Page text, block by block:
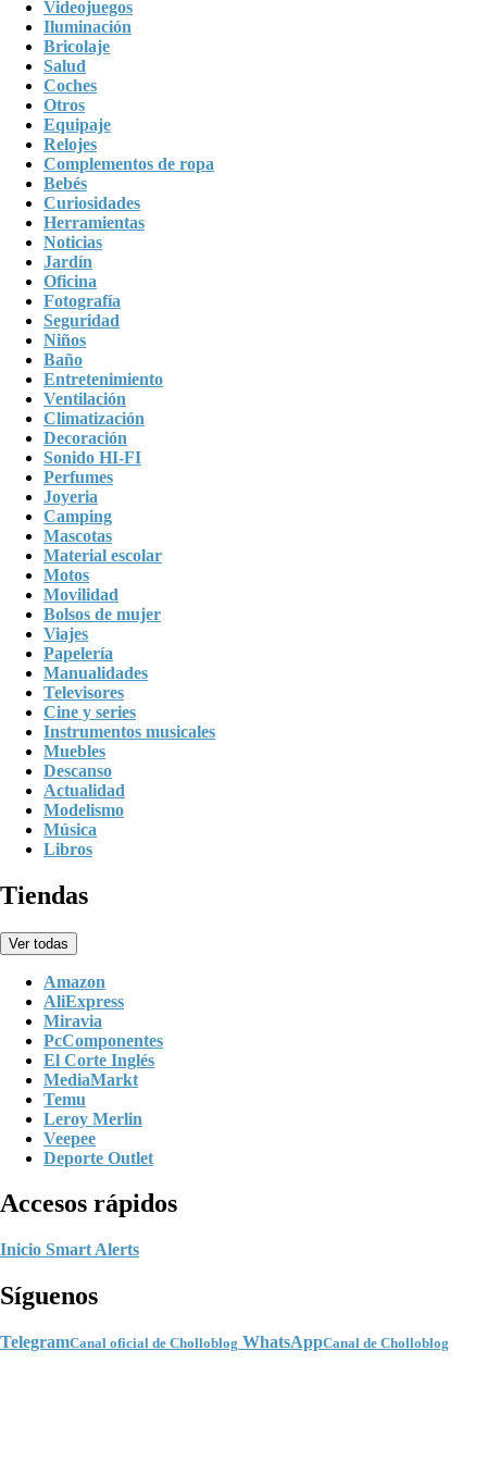
Videojuegos
Iluminación
Bricolaje
Salud
Coches
Otros
Equipaje
Relojes
Complementos de ropa
Bebés
Curiosidades
Herramientas
Noticias
Jardín
Oficina
Fotografía
Seguridad
Niños
Baño
Entretenimiento
Ventilación
Climatización
Decoración
Sonido HI-FI
Perfumes
Joyeria
Camping
Mascotas
Material escolar
Motos
Movilidad
Bolsos de mujer
Viajes
Papelería
Manualidades
Televisores
Cine y series
Instrumentos musicales
Muebles
Descanso
Actualidad
Modelismo
Música
Libros
Tiendas
Ver todas
Amazon
AliExpress
Miravia
PcComponentes
El Corte Inglés
MediaMarkt
Temu
Leroy Merlin
Veepee
Deporte Outlet
Accesos rápidos
Inicio Smart Alerts
Síguenos
TelegramCanal oficial de Cholloblog WhatsAppCanal de Cholloblog